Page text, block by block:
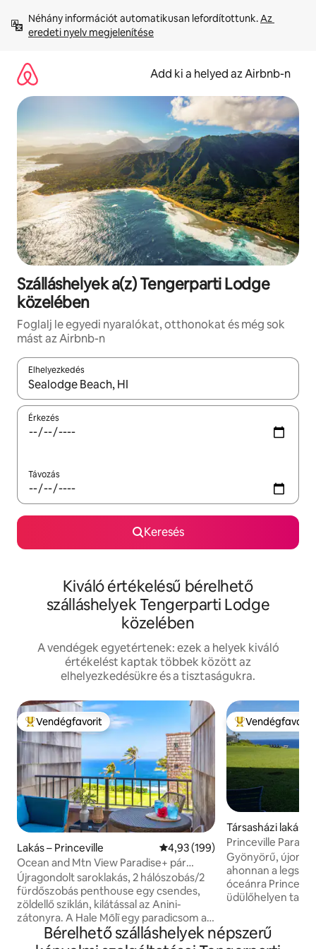
tartalomra
Néhány információt automatikusan lefordítottunk. Az
eredeti nyelv megjelenítése
Add ki a helyed az Airbnb-n
Szálláshelyek a(z) Tengerparti Lodge
közelében
Foglalj le egyedi nyaralókat, otthonokat és még sok
mást az Airbnb-n
Elhelyezkedés
Az eredmények között a felfelé és a lefelé nyíllal
Érkezés
Távozás
Keresés
Kiváló értékelésű bérelhető
szálláshelyek Tengerparti Lodge
közelében
A vendégek egyetértenek: ezek a helyek kiváló
értékelést kaptak többek között az
elhelyezkedésükre és a tisztaságukra.
Kiemelt vendégfavorit
Vendégfavorit
Lakás – Princeville Átlagos értékelés: 5/4,93, 199
4,93 (199)
Ocean and Mtn View Paradise+ pár
lépésre a strand ösvényétől
Újragondolt saroklakás, 2 hálószobás/2
fürdőszobás penthouse egy csendes,
zöldellő sziklán, kilátással az Anini-
zátonyra. A Hale Mōlī egy paradicsom az
otthonodtól távol. A környező
természet kiemelésére gondoltunk, és
Kiemelt
Vendégfavorit
Társasházi lakás –
Princeville
Gyönyörű,
ahonnan a
óceánra
üdülőhelyen
lanai áll, ahol
a naplementében. Főzés közben
Bérelhető szálláshelyek népszerű